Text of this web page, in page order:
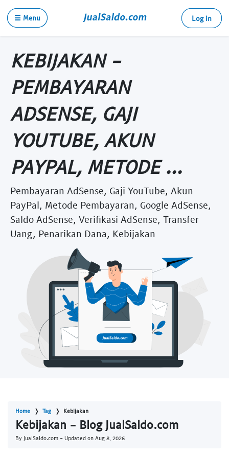
☰ Menu Log in
KEBIJAKAN -
PEMBAYARAN
ADSENSE, GAJI
YOUTUBE, AKUN
PAYPAL, METODE ...
Pembayaran AdSense, Gaji YouTube, Akun
PayPal, Metode Pembayaran, Google AdSense,
Saldo AdSense, Verifikasi AdSense, Transfer
Uang, Penarikan Dana, Kebijakan
Home Tag Kebijakan
Kebijakan - Blog JualSaldo.com
By JualSaldo.com - Updated on Aug 8, 2026